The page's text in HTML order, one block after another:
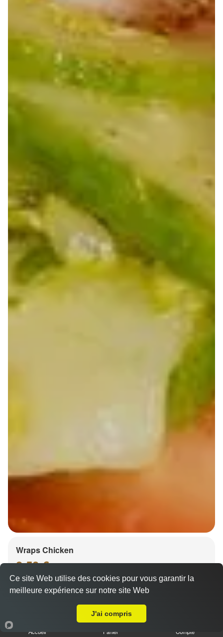
Wraps Chicken
8.50 €
Accueil Panier Compte
Ce site Web utilise des cookies pour vous garantir la
meilleure expérience sur notre site Web
J'ai compris